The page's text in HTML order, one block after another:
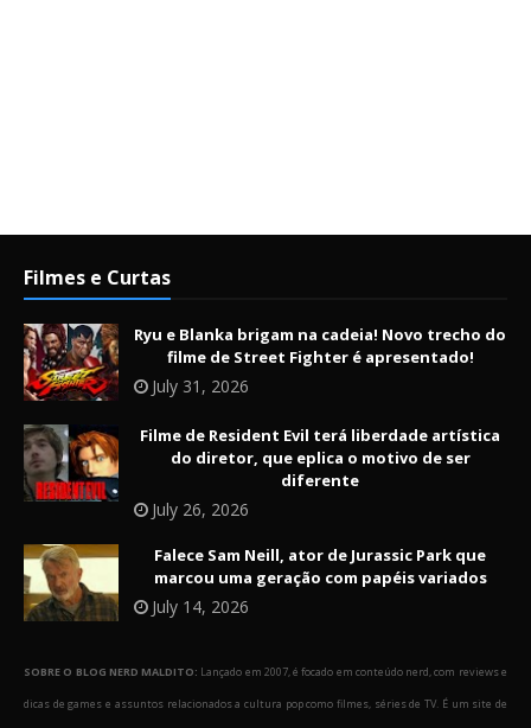
Filmes e Curtas
Ryu e Blanka brigam na cadeia! Novo trecho do
filme de Street Fighter é apresentado!
July 31, 2026
Filme de Resident Evil terá liberdade artística
do diretor, que eplica o motivo de ser
diferente
July 26, 2026
Falece Sam Neill, ator de Jurassic Park que
marcou uma geração com papéis variados
July 14, 2026
SOBRE O BLOG NERD MALDITO: Lançado em 2007, é focado em conteúdo nerd, com reviews e
dicas de games e assuntos relacionados a cultura pop como filmes, séries de TV. É um site de